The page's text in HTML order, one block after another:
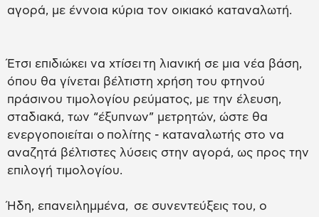
αγορά, με έννοια κύρια τον οικιακό καταναλωτή.
Έτσι επιδιώκει να χτίσει τη λιανική σε μια νέα βάση,
όπου θα γίνεται βέλτιστη χρήση του φτηνού
πράσινου τιμολογίου ρεύματος, με την έλευση,
σταδιακά, των “έξυπνων” μετρητών, ώστε θα
ενεργοποιείται ο πολίτης - καταναλωτής στο να
αναζητά βέλτιστες λύσεις στην αγορά, ως προς την
επιλογή τιμολογίου.
Ήδη, επανειλημμένα, σε συνεντεύξεις του, ο